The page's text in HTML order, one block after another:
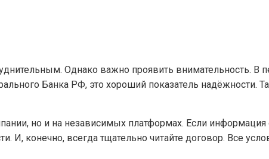
Однако важно проявить внимательность. В
Банка РФ, это хороший показатель надёжности.
но и на независимых платформах. Если информация
И, конечно, всегда тщательно читайте договор. Все